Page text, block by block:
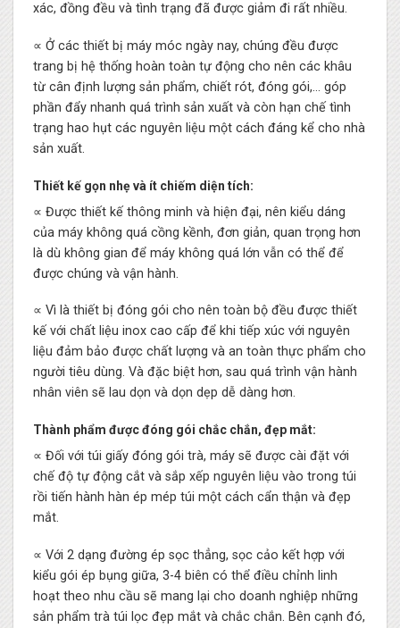
xác, đồng đều và tình trạng đã được giảm đi rất nhiều.
∝ Ở các thiết bị máy móc ngày nay, chúng đều được
trang bị hệ thống hoàn toàn tự động cho nên các khâu
từ cân định lượng sản phẩm, chiết rót, đóng gói,… góp
phần đẩy nhanh quá trình sản xuất và còn hạn chế tình
trạng hao hụt các nguyên liệu một cách đáng kể cho nhà
sản xuất.
Thiết kế gọn nhẹ và ít chiếm diện tích:
∝ Được thiết kế thông minh và hiện đại, nên kiểu dáng
của máy không quá cồng kềnh, đơn giản, quan trọng hơn
là dù không gian để máy không quá lớn vẫn có thể để
được chúng và vận hành.
∝ Vì là thiết bị đóng gói cho nên toàn bộ đều được thiết
kế với chất liệu inox cao cấp để khi tiếp xúc với nguyên
liệu đảm bảo được chất lượng và an toàn thực phẩm cho
người tiêu dùng. Và đặc biệt hơn, sau quá trình vận hành
nhân viên sẽ lau dọn và dọn dẹp dễ dàng hơn.
Thành phẩm được đóng gói chắc chắn, đẹp mắt:
∝ Đối với túi giấy đóng gói trà, máy sẽ được cài đặt với
chế độ tự động cắt và sắp xếp nguyên liệu vào trong túi
rồi tiến hành hàn ép mép túi một cách cẩn thận và đẹp
mắt.
∝ Với 2 dạng đường ép sọc thẳng, sọc cảo kết hợp với
kiểu gói ép bụng giữa, 3-4 biên có thể điều chỉnh linh
hoạt theo nhu cầu sẽ mang lại cho doanh nghiệp những
sản phẩm trà túi lọc đẹp mắt và chắc chắn. Bên cạnh đó,